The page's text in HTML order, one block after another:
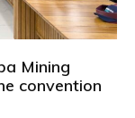
Mining
convention